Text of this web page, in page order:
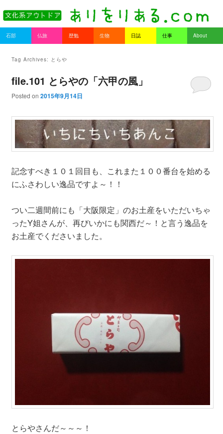
Main menu
Skip to primary content
Skip to secondary content
石部 仏旅 歴勉 生物 日誌 仕事 About
Tag Archives: とらや
file.101 とらやの「六甲の風」
Posted on 2015年9月14日
記念すべき１０１回目も、これまた１００番台を始める
にふさわしい逸品ですよ～！！
つい二週間前にも「大阪限定」のお土産をいただいちゃ
ったY姐さんが、再びいかにも関西だ～！と言う逸品を
お土産でくださいました。
とらやさんだ～～～！